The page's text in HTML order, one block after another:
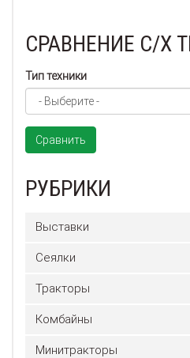
СРАВНЕНИЕ С/Х
Тип техники
Сравнить
РУБРИКИ
Выставки
Сеялки
Тракторы
Комбайны
Минитракторы